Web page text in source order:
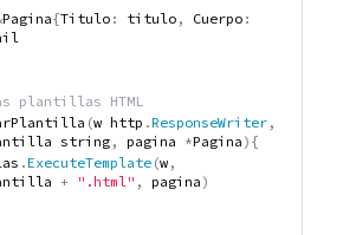
Pagina{Titulo : titulo , Cuerpo :
plantillas HTML
(w http .ResponseWriter ,
string , pagina *Pagina) {
.ExecuteTemplate (w ,
+ ".html" , pagina)